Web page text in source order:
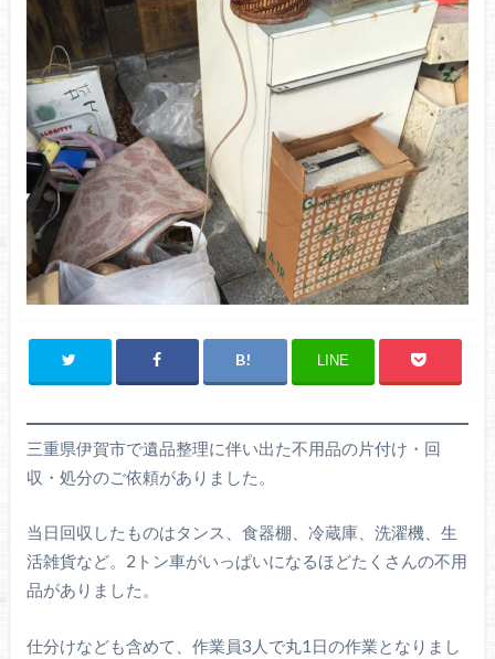
LINE
三重県伊賀市で遺品整理に伴い出た不用品の片付け・回
収・処分のご依頼がありました。
当日回収したものはタンス、食器棚、冷蔵庫、洗濯機、生
活雑貨など。2トン車がいっぱいになるほどたくさんの不用
品がありました。
仕分けなども含めて、作業員3人で丸1日の作業となりまし